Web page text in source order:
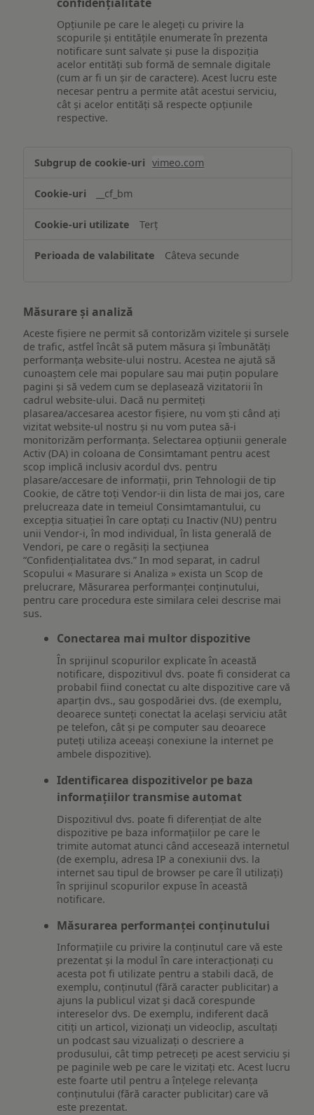
Opțiunile pe care le alegeți cu privire la
scopurile și entitățile enumerate în prezenta
notificare sunt salvate și puse la dispoziția
acelor entități sub formă de semnale digitale
(cum ar fi un șir de caractere). Acest lucru este
necesar pentru a permite atât acestui serviciu,
cât și acelor entități să respecte opțiunile
respective.
Asigurarea
funcționalităților
website-
ului
vimeo.com
__cf_bm
Terț
Câteva secunde
Măsurare și analiză
Aceste fișiere ne permit să contorizăm vizitele și sursele
de trafic, astfel încât să putem măsura și îmbunătăți
performanța website-ului nostru. Acestea ne ajută să
cunoaștem cele mai populare sau mai puțin populare
pagini și să vedem cum se deplasează vizitatorii în
cadrul website-ului. Dacă nu permiteți
plasarea/accesarea acestor fișiere, nu vom ști când ați
vizitat website-ul nostru și nu vom putea să-i
monitorizăm performanța. Selectarea opțiunii generale
Activ (DA) in coloana de Consimtamant pentru acest
scop implică inclusiv acordul dvs. pentru
plasare/accesare de informații, prin Tehnologii de tip
Cookie, de către toți Vendor-ii din lista de mai jos, care
prelucreaza date in temeiul Consimtamantului, cu
excepția situației în care optați cu Inactiv (NU) pentru
unii Vendor-i, în mod individual, în lista generală de
Vendori, pe care o regăsiți la secțiunea
“Confidențialitatea dvs.” In mod separat, in cadrul
Scopului « Masurare si Analiza » exista un Scop de
prelucrare, Măsurarea performanței conținutului,
pentru care procedura este similara celei descrise mai
sus.
Conectarea mai multor dispozitive
În sprijinul scopurilor explicate în această
notificare, dispozitivul dvs. poate fi considerat ca
probabil fiind conectat cu alte dispozitive care vă
aparțin dvs., sau gospodăriei dvs. (de exemplu,
deoarece sunteți conectat la același serviciu atât
pe telefon, cât și pe computer sau deoarece
puteți utiliza aceeași conexiune la internet pe
ambele dispozitive).
Identificarea dispozitivelor pe baza
informațiilor transmise automat
Dispozitivul dvs. poate fi diferențiat de alte
dispozitive pe baza informațiilor pe care le
trimite automat atunci când accesează internetul
(de exemplu, adresa IP a conexiunii dvs. la
internet sau tipul de browser pe care îl utilizați)
în sprijinul scopurilor expuse în această
notificare.
Măsurarea performanței conținutului
Informațiile cu privire la conținutul care vă este
prezentat și la modul în care interacționați cu
acesta pot fi utilizate pentru a stabili dacă, de
exemplu, conținutul (fără caracter publicitar) a
ajuns la publicul vizat și dacă corespunde
intereselor dvs. De exemplu, indiferent dacă
citiți un articol, vizionați un videoclip, ascultați
un podcast sau vizualizați o descriere a
produsului, cât timp petreceți pe acest serviciu și
pe paginile web pe care le vizitați etc. Acest lucru
este foarte util pentru a înțelege relevanța
conținutului (fără caracter publicitar) care vă
este prezentat.